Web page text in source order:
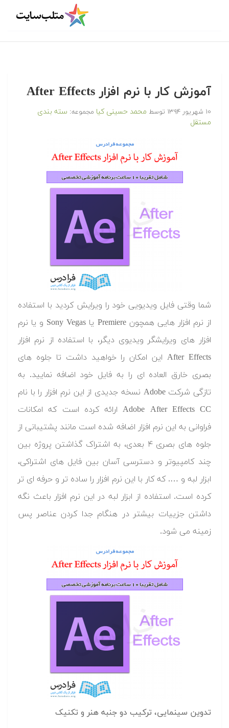
آموزش کار با نرم افزار After Effects
۱۰ شهریور ۱۳۹۴ توسط محمد حسینی کیا مجموعه: سته بندی
مستقل
شما وقتی فایل ویدیویی خود را ویرایش کردید با استفاده
از نرم افزار هایی همچون Premiere یا Sony Vegas و یا نرم
افزار های ویرایشگر ویدیوی دیگر، با استفاده از نرم افزار
After Effects این امکان را خواهید داشت تا جلوه های
بصری خارق العاده ای را به فایل خود اضافه نمایید. به
تازگی شرکت Adobe نسخه جدیدی از این نرم افزار را با نام
Adobe After Effects CC ارائه کرده است که امکانات
فراوانی به این نرم افزار اضافه شده است مانند پشتیبانی از
جلوه های بصری ۴ بعدی، به اشتراک گذاشتن پروژه بین
چند کامپیوتر و دسترسی آسان بین فایل های اشتراکی،
ابزار لبه و …. که کار با این نرم افزار را ساده تر و حرفه ای تر
کرده است. استفاده از ابزار لبه در این نرم افزار باعث نگه
داشتن جزییات بیشتر در هنگام جدا کردن عناصر پس
زمینه می شود.
تدوین سینمایی، ترکیب دو جنبه هنر و تکنیک